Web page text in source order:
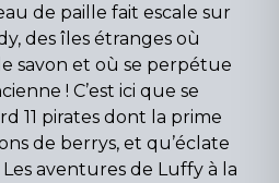
de paille fait escale sur
des îles étranges où
savon et où se perpétue
! C’est ici que se
11 pirates dont la prime
de berrys, et qu’éclate
aventures de Luffy à la